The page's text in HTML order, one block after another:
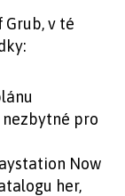
v té
nezbytné pro
Now
her,